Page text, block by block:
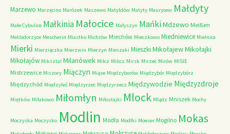
Marzewo Marzęcino Marózek Maszewo Matyldów Matyty Maurycew Małdyty
Małe Cybulice Małkinia Małocice Małyszyn MańkiMdzewo Meißen
Melibdorzyce Mescherin Miastko Michrów Miechów Mieczkowo Miedniewice Mielnica
Mierki Mierziączka Mierzwin Mierzyn Mieszaki Mieszki MikołajewMikołajki
Mikołajów Miksztal Milanówek Milcz Milicz Mirsk Mirzec Mirów MISIE
Mistrzewice Miszory Miączyn Miąse Międzyborów Międzybór Międzybórz
Międzychód Międzyleś Międzyrzec Międzyrzecz Międzywodzie Międzyzdroje
Miętków Miłakowo Miłomłyn Miłostajki Mlock Mlądz Mniszek Mochy
Moczyska Moczysko Modlin Modła Modłki Moeser Mogilno Mokas